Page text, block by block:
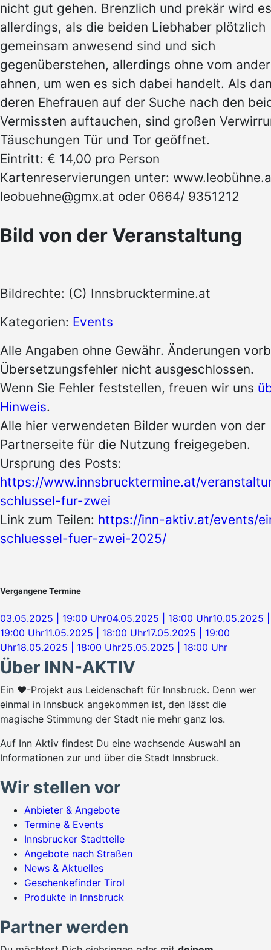
nicht gut gehen. Brenzlich und prekär wird es
allerdings, als die beiden Liebhaber plötzlich
gemeinsam anwesend sind und sich
gegenüberstehen, allerdings ohne vom
ahnen, um wen es sich dabei handelt. Als
deren Ehefrauen auf der Suche nach den
Vermissten auftauchen, sind großen
Täuschungen Tür und Tor geöffnet.
Eintritt: € 14,00 pro Person
Kartenreservierungen unter:
leobuehne@gmx.at oder 0664/ 9351212
Bild von der Veranstaltung
Bildrechte: (C) Innsbrucktermine.at
Kategorien: Events
Alle Angaben ohne Gewähr. Änderungen
Übersetzungsfehler nicht ausgeschlossen.
Wenn Sie Fehler feststellen, freuen wir uns
Hinweis.
Alle hier verwendeten Bilder wurden von der
Partnerseite für die Nutzung freigegeben.
Ursprung des Posts:
https://www.innsbrucktermine.at/
schlussel-fur-zwei
Link zum Teilen: https://inn-aktiv.at/events/
schluessel-fuer-zwei-2025/
Vergangene Termine
03.05.2025 | 19:00 Uhr04.05.2025 | 18:00 Uhr10.05.2025 |
19:00 Uhr11.05.2025 | 18:00 Uhr17.05.2025 | 19:00
Uhr18.05.2025 | 18:00 Uhr25.05.2025 | 18:00 Uhr
Über INN-AKTIV
Ein ♥-Projekt aus Leidenschaft für Innsbruck. Denn wer
einmal in Innsbuck angekommen ist, den lässt die
magische Stimmung der Stadt nie mehr ganz los.
Auf Inn Aktiv findest Du eine wachsende Auswahl an
Informationen zur und über die Stadt Innsbruck.
Wir stellen vor
Anbieter & Angebote
Termine & Events
Innsbrucker Stadtteile
Angebote nach Straßen
News & Aktuelles
Geschenkefinder Tirol
Produkte in Innsbruck
Partner werden